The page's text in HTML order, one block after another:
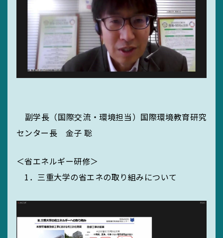
副学長（国際交流・環境担当）国際環境教育研究
センター長 金子 聡
＜省エネルギー研修＞
1．三重大学の省エネの取り組みについて